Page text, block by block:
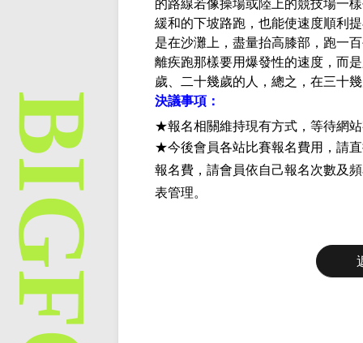
的路線若像操場或陸上的競技場一
緩和的下坡路跑，也能使速度順利
是在沙灘上，盡量抬高膝部，跑一
離疾跑那樣要用爆發性的速度，而
歲、二十幾歲的人，總之，在三十
決議事項：
★報名相關維持現有方式，等待網
★今後會員各站比賽報名費用，請
報名費，請會員依自己報名次數及
表管理。